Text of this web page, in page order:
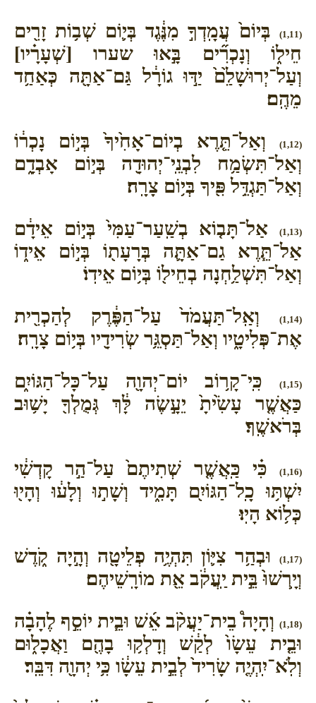
(1,11)
בְּיוֹם֙ עֲמָֽדְךָ֣ מִנֶּ֔גֶד בְּי֛וֹם שְׁב֥וֹת זָרִ֖ים
חֵיל֑וֹ וְנָכְרִ֞ים בָּ֣אוּ שערו [שְׁעָרָ֗יו]
וְעַל־יְרוּשָׁלִַ֙ם֙ יַדּ֣וּ גוֹרָ֔ל גַּם־אַתָּ֖ה כְּאַחַ֥ד
מֵהֶֽם׃
(1,12)
וְאַל־תֵּ֤רֶא בְיוֹם־אָחִ֙יךָ֙ בְּי֣וֹם נָכְר֔וֹ
וְאַל־תִּשְׂמַ֥ח לִבְנֵֽי־יְהוּדָ֖ה בְּי֣וֹם אָבְדָ֑ם
וְאַל־תַּגְדֵּ֥ל פִּ֖יךָ בְּי֥וֹם צָרָֽה׃
(1,13)
אַל־תָּב֤וֹא בְשַֽׁעַר־עַמִּי֙ בְּי֣וֹם אֵידָ֔ם
אַל־תֵּ֧רֶא גַם־אַתָּ֛ה בְּרָעָת֖וֹ בְּי֣וֹם אֵיד֑וֹ
וְאַל־תִּשְׁלַ֥חְנָה בְחֵיל֖וֹ בְּי֥וֹם אֵידֽוֹ׃
(1,14)
וְאַֽל־תַּעֲמֹד֙ עַל־הַפֶּ֔רֶק לְהַכְרִ֖ית
אֶת־פְּלִיטָ֑יו וְאַל־תַּסְגֵּ֥ר שְׂרִידָ֖יו בְּי֥וֹם צָרָֽה׃
(1,15)
כִּֽי־קָר֥וֹב יוֹם־יְהוָ֖ה עַל־כָּל־הַגּוֹיִ֑ם
כַּאֲשֶׁ֤ר עָשִׂ֙יתָ֙ יֵעָ֣שֶׂה לָּ֔ךְ גְּמֻלְךָ֖ יָשׁ֥וּב
בְּרֹאשֶֽׁךָ׃
(1,16)
כִּ֗י כַּֽאֲשֶׁ֤ר שְׁתִיתֶם֙ עַל־הַ֣ר קָדְשִׁ֔י
יִשְׁתּ֥וּ כָֽל־הַגּוֹיִ֖ם תָּמִ֑יד וְשָׁת֣וּ וְלָע֔וּ וְהָי֖וּ
כְּל֥וֹא הָיֽוּ׃
(1,17)
וּבְהַ֥ר צִיּ֛וֹן תִּהְיֶ֥ה פְלֵיטָ֖ה וְהָ֣יָה קֹ֑דֶשׁ
וְיָֽרְשׁוּ֙ בֵּ֣ית יַֽעֲקֹ֔ב אֵ֖ת מוֹרָֽשֵׁיהֶם׃
(1,18)
וְהָיָה֩ בֵית־יַעֲקֹ֨ב אֵ֜שׁ וּבֵ֧ית יוֹסֵ֣ף לֶהָבָ֗ה
וּבֵ֤ית עֵשָׂו֙ לְקַ֔שׁ וְדָלְק֥וּ בָהֶ֖ם וַאֲכָל֑וּם
וְלֹֽא־יִֽהְיֶ֤ה שָׂרִיד֙ לְבֵ֣ית עֵשָׂ֔ו כִּ֥י יְהוָ֖ה דִּבֵּֽר׃